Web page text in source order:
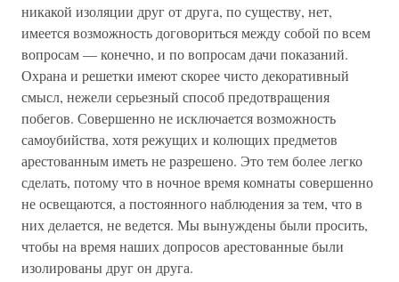
никакой изоляции друг от друга, по существу, нет,
имеется возможность договориться между собой по всем
вопросам — конечно, и по вопросам дачи показаний.
Охрана и решетки имеют скорее чисто декоративный
смысл, нежели серьезный способ предотвращения
побегов. Совершенно не исключается возможность
самоубийства, хотя режущих и колющих предметов
арестованным иметь не разрешено. Это тем более легко
сделать, потому что в ночное время комнаты совершенно
не освещаются, а постоянного наблюдения за тем, что в
них делается, не ведется. Мы вынуждены были просить,
чтобы на время наших допросов арестованные были
изолированы друг он друга.